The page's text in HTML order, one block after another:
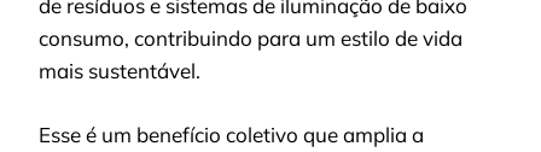
de resíduos e sistemas de iluminação de baixo
consumo, contribuindo para um estilo de vida
mais sustentável.
Esse é um benefício coletivo que amplia a